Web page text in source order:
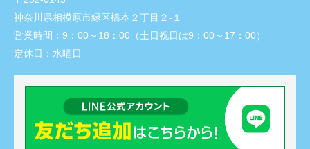
神奈川県相模原市緑区橋本２丁目２-１
営業時間： 9：00～18：00（土日祝日は9：00～17：00）
定休日： 水曜日